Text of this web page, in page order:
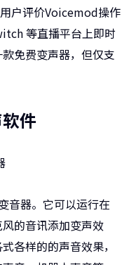
户评价Voicemod操作
等直播平台上即时
免费变声器，但仅支
件
音器。它可以运行在
的音讯添加变声效
各样的的声音效果，